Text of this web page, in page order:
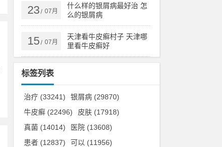
23/ 07月
什么样的银屑病最好治 怎
么的银屑病
15/ 07月
天津看牛皮癣村子 天津哪
里看牛皮癣好
标签列表
治疗 (33241) 银屑病 (29870)
牛皮癣 (22496) 皮肤 (17918)
真菌 (14014) 医院 (13608)
患者 (12837) 可以 (11956)